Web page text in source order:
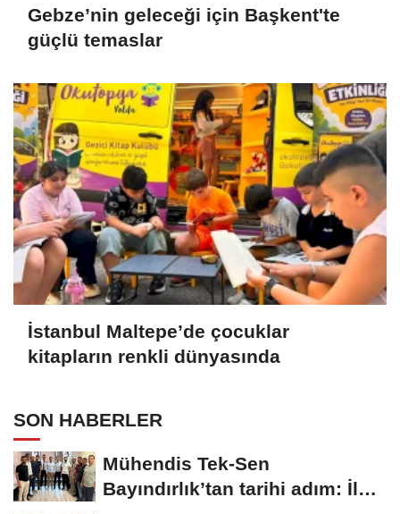
Gebze’nin geleceği için Başkent'te
güçlü temaslar
İstanbul Maltepe’de çocuklar
kitapların renkli dünyasında
SON HABERLER
Mühendis Tek-Sen
Bayındırlık’tan tarihi adım: İlk